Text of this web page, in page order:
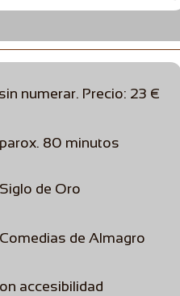
numerar. Precio: 23 €
80 minutos
de Almagro
accesibilidad
de Oro